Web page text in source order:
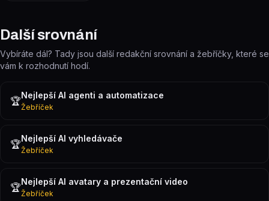
Další srovnání
Vybíráte dál? Tady jsou další redakční srovnání a žebříčky, které se
vám k rozhodnutí hodí.
🏆Nejlepší AI agenti a automatizace
Žebříček
🏆Nejlepší AI vyhledávače
Žebříček
🏆Nejlepší AI avatary a prezentační video
Žebříček